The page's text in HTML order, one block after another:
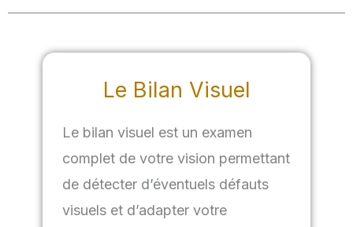
Le Bilan Visuel
Le bilan visuel est un examen
complet de votre vision permettant
de détecter d’éventuels défauts
visuels et d’adapter votre